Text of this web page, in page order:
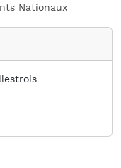
Nationaux